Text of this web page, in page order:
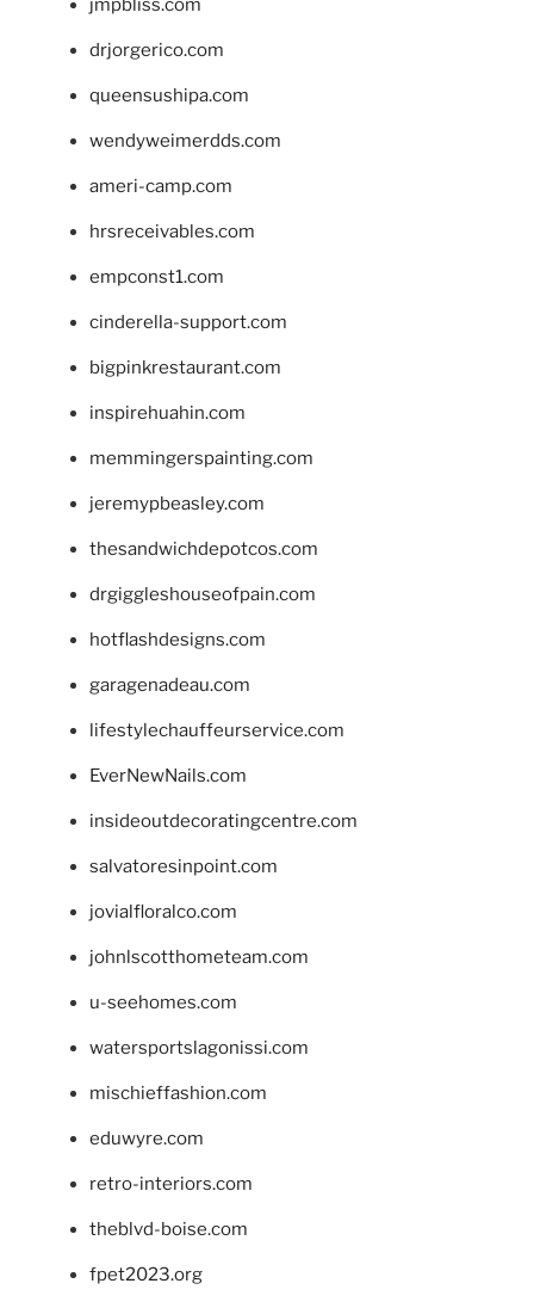
jmpbliss.com
drjorgerico.com
queensushipa.com
wendyweimerdds.com
ameri-camp.com
hrsreceivables.com
empconst1.com
cinderella-support.com
bigpinkrestaurant.com
inspirehuahin.com
memmingerspainting.com
jeremypbeasley.com
thesandwichdepotcos.com
drgiggleshouseofpain.com
hotflashdesigns.com
garagenadeau.com
lifestylechauffeurservice.com
EverNewNails.com
insideoutdecoratingcentre.com
salvatoresinpoint.com
jovialfloralco.com
johnlscotthometeam.com
u-seehomes.com
watersportslagonissi.com
mischieffashion.com
eduwyre.com
retro-interiors.com
theblvd-boise.com
fpet2023.org